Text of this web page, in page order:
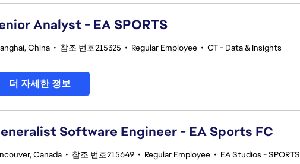
Analyst - EA SPORTS
China • 참조 번호215325 • Regular Employee • CT - Data & Insights
더 자세한 정보
Software Engineer - EA Sports FC
Canada • 참조 번호215649 • Regular Employee • EA Studios - SPORTS